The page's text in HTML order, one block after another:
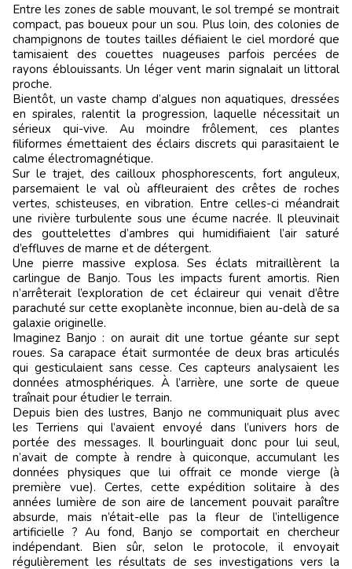
Entre les zones de sable mouvant, le sol trempé se montrait
compact, pas boueux pour un sou. Plus loin, des colonies de
champignons de toutes tailles défiaient le ciel mordoré que
tamisaient des couettes nuageuses parfois percées de
rayons éblouissants. Un léger vent marin signalait un littoral
proche.
Bientôt, un vaste champ d’algues non aquatiques, dressées
en spirales, ralentit la progression, laquelle nécessitait un
sérieux qui-vive. Au moindre frôlement, ces plantes
filiformes émettaient des éclairs discrets qui parasitaient le
calme électromagnétique.
Sur le trajet, des cailloux phosphorescents, fort anguleux,
parsemaient le val où affleuraient des crêtes de roches
vertes, schisteuses, en vibration. Entre celles-ci méandrait
une rivière turbulente sous une écume nacrée. Il pleuvinait
des gouttelettes d’ambres qui humidifiaient l’air saturé
d’effluves de marne et de détergent.
Une pierre massive explosa. Ses éclats mitraillèrent la
carlingue de Banjo. Tous les impacts furent amortis. Rien
n’arrêterait l’exploration de cet éclaireur qui venait d’être
parachuté sur cette exoplanète inconnue, bien au-delà de sa
galaxie originelle.
Imaginez Banjo : on aurait dit une tortue géante sur sept
roues. Sa carapace était surmontée de deux bras articulés
qui gesticulaient sans cesse. Ces capteurs analysaient les
données atmosphériques. À l’arrière, une sorte de queue
traînait pour étudier le terrain.
Depuis bien des lustres, Banjo ne communiquait plus avec
les Terriens qui l’avaient envoyé dans l’univers hors de
portée des messages. Il bourlinguait donc pour lui seul,
n’avait de compte à rendre à quiconque, accumulant les
données physiques que lui offrait ce monde vierge (à
première vue). Certes, cette expédition solitaire à des
années lumière de son aire de lancement pouvait paraître
absurde, mais n’était-elle pas la fleur de l’intelligence
artificielle ? Au fond, Banjo se comportait en chercheur
indépendant. Bien sûr, selon le protocole, il envoyait
régulièrement les résultats de ses investigations vers la